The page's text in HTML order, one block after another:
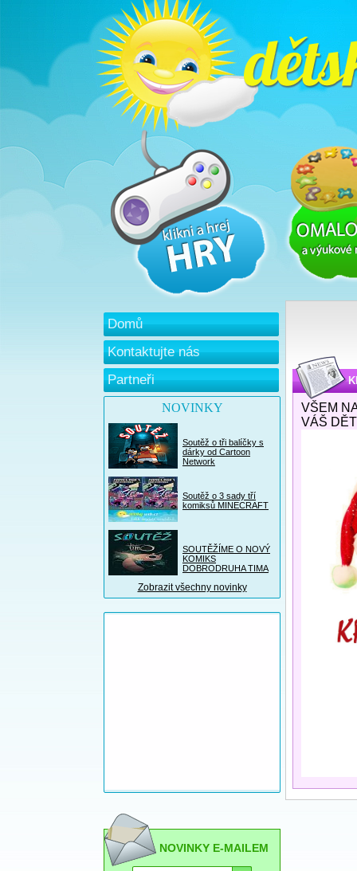
Domů
Kontaktujte nás
Partneři
NOVINKY
Soutěž o tři balíčky s
dárky od Cartoon
Network
Soutěž o 3 sady tří
komiksů MINECRAFT
SOUTĚŽÍME O NOVÝ
KOMIKS
DOBRODRUHA TIMA
Zobrazit všechny novinky
NOVINKY E-MAILEM
VŠEM
VÁŠ